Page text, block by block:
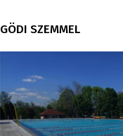
GÖDI SZEMMEL